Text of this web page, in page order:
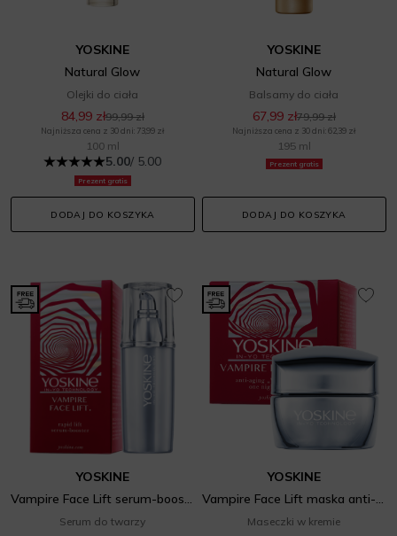
Prezent gratis
YOSKINE
Natural Glow
Olejki do ciała
84,99 zł99,99 zł
Najniższa cena z 30 dni: 73,99 zł
100 ml
5.00/ 5.00
DODAJ DO KOSZYKA
Prezent gratis
YOSKINE
Natural Glow
Balsamy do ciała
67,99 zł79,99 zł
Najniższa cena z 30 dni: 62,39 zł
195 ml
DODAJ DO KOSZYKA
YOSKINE
Vampire Face Lift serum-booster z efektem natychmiastowego liftingu
Serum do twarzy
YOSKINE
Vampire Face Lift maska anti-aging na noc
Maseczki w kremie